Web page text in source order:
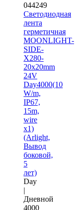
044249
Светодиодная
лента
герметичная
MOONLIGHT-
SIDE-
X280-
20x20mm
24V
Day4000(10
W/m,
IP67,
15m,
wire
x1)
(Arlight,
Вывод
боковой,
5
лет)
Day
|
Дневной
4000